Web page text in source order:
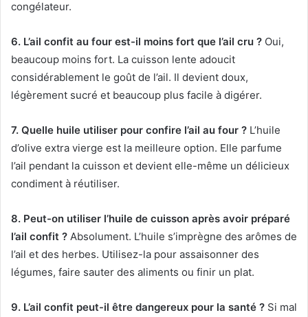
congélateur.
6. L’ail confit au four est-il moins fort que l’ail cru ? Oui,
beaucoup moins fort. La cuisson lente adoucit
considérablement le goût de l’ail. Il devient doux,
légèrement sucré et beaucoup plus facile à digérer.
7. Quelle huile utiliser pour confire l’ail au four ? L’huile
d’olive extra vierge est la meilleure option. Elle parfume
l’ail pendant la cuisson et devient elle-même un délicieux
condiment à réutiliser.
8. Peut-on utiliser l’huile de cuisson après avoir préparé
l’ail confit ? Absolument. L’huile s’imprègne des arômes de
l’ail et des herbes. Utilisez-la pour assaisonner des
légumes, faire sauter des aliments ou finir un plat.
9. L’ail confit peut-il être dangereux pour la santé ? Si mal